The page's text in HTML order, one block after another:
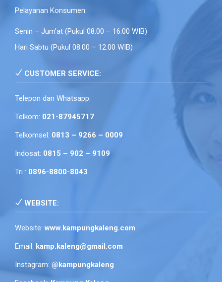
Pelayanan Konsumen:
Senin – Jum’at (Pukul 08.00 – 16.00 WIB)
Hari Sabtu (Pukul 08.00 – 12.00 WIB)
CUSTOMER SERVICE:
Telepon dan Whatsapp:
Telkom: 021-87945717
Telkomsel: 0813 – 9266 – 0009
Indosat: 0815 – 902 – 9109
Tri : 0896-8800-8043
WEBSITE:
Website: www.kampungkaleng.com
Email: kamp.kaleng@gmail.com
Instagram: @kampungkaleng